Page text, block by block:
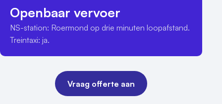
Openbaar vervoer
NS-station: Roermond op drie minuten loopafstand.
Treintaxi: ja.
Vraag offerte aan